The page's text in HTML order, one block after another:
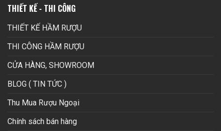
THIẾT KẾ - THI CÔNG
THIẾT KẾ HẦM RƯỢU
THI CÔNG HẦM RƯỢU
CỬA HÀNG, SHOWROOM
BLOG ( TIN TỨC )
Thu Mua Rượu Ngoại
Chính sách bán hàng